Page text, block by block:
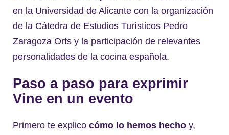
en la Universidad de Alicante con la organización
de la Cátedra de Estudios Turísticos Pedro
Zaragoza Orts y la participación de relevantes
personalidades de la cocina española.
Paso a paso para exprimir
Vine en un evento
Primero te explico cómo lo hemos hecho y,